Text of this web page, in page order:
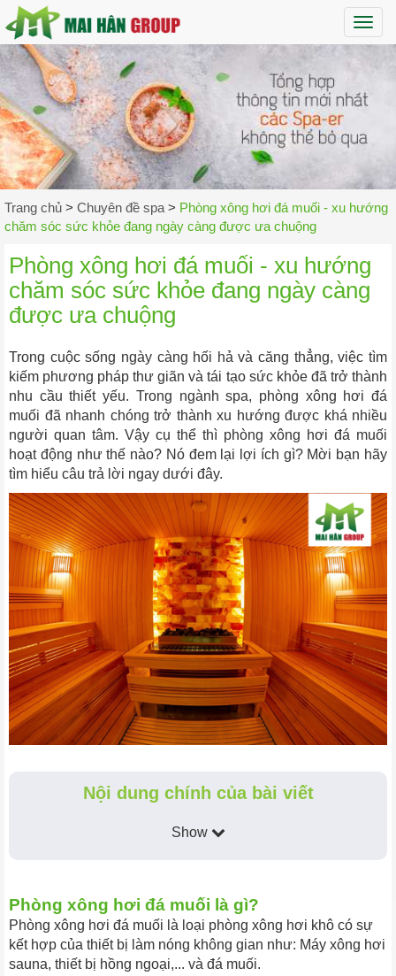
Trang chủ > Chuyên đề spa > Phòng xông hơi đá muối - xu hướng
chăm sóc sức khỏe đang ngày càng được ưa chuộng
Phòng xông hơi đá muối - xu hướng
chăm sóc sức khỏe đang ngày càng
được ưa chuộng
Trong cuộc sống ngày càng hối hả và căng thẳng, việc tìm
kiếm phương pháp thư giãn và tái tạo sức khỏe đã trở thành
nhu cầu thiết yếu. Trong ngành spa, phòng xông hơi đá
muối đã nhanh chóng trở thành xu hướng được khá nhiều
người quan tâm. Vậy cụ thể thì phòng xông hơi đá muối
hoạt động như thế nào? Nó đem lại lợi ích gì? Mời bạn hãy
tìm hiểu câu trả lời ngay dưới đây.
Nội dung chính của bài viết
Show
Phòng xông hơi đá muối là gì?
Phòng xông hơi đá muối là loại phòng xông hơi khô có sự
kết hợp của thiết bị làm nóng không gian như: Máy xông hơi
sauna, thiết bị hồng ngoại,... và đá muối.